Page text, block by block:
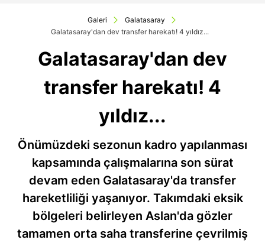
Galeri
Galatasaray
Galatasaray'dan dev transfer harekatı! 4 yıldız...
Galatasaray'dan dev
transfer harekatı! 4
yıldız...
Önümüzdeki sezonun kadro yapılanması
kapsamında çalışmalarına son sürat
devam eden Galatasaray'da transfer
hareketliliği yaşanıyor. Takımdaki eksik
bölgeleri belirleyen Aslan'da gözler
tamamen orta saha transferine çevrilmiş